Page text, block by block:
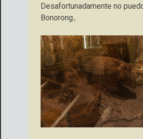
Desafortunadamente no
Bonorong。